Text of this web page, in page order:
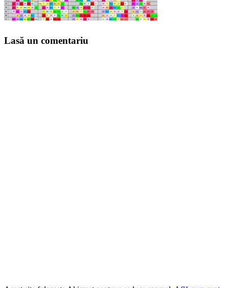
Lasă un comentariu